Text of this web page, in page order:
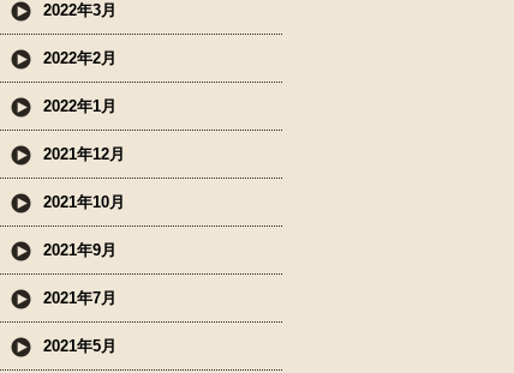
2022年3月
2022年2月
2022年1月
2021年12月
2021年10月
2021年9月
2021年7月
2021年5月